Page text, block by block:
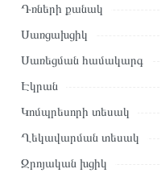
Այս ապրանքը գնելու
զամբյուղին»
Կարող եք նաև
կոնտակտային
Կայքում տվյալ
BK առաքման և վճարման
Դռների քանակ
Սառցախցիկ
Սառեցման համակարգ
Էկրան
Կոմպրեսորի տեսակ
Ղեկավարման տեսակ
Զրոյական խցիկ